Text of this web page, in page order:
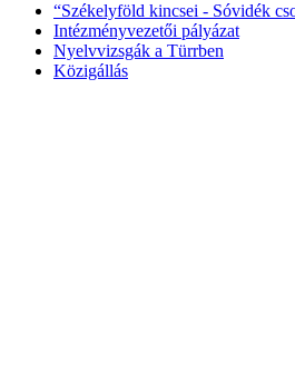
“Székelyföld kincsei - Sóvidék
Intézményvezetői pályázat
Nyelvvizsgák a Türrben
Közigállás